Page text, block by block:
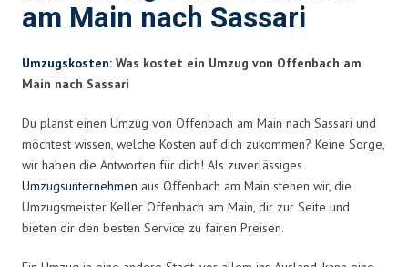
am Main nach Sassari
Umzugskosten: Was kostet ein Umzug von Offenbach am
Main nach Sassari
Du planst einen Umzug von Offenbach am Main nach Sassari und
möchtest wissen, welche Kosten auf dich zukommen? Keine Sorge,
wir haben die Antworten für dich! Als zuverlässiges
Umzugsunternehmen aus Offenbach am Main stehen wir, die
Umzugsmeister Keller Offenbach am Main, dir zur Seite und
bieten dir den besten Service zu fairen Preisen.